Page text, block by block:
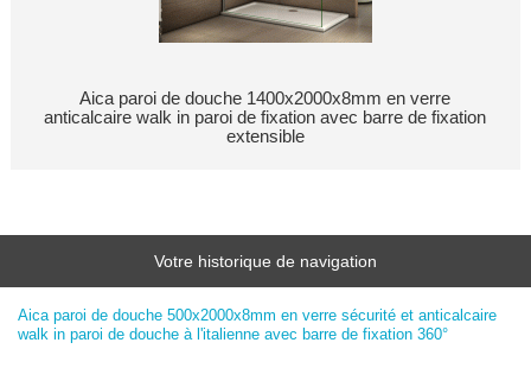
Aica paroi de douche 1400x2000x8mm en verre
anticalcaire walk in paroi de fixation avec barre de fixation
extensible
Votre historique de navigation
Aica paroi de douche 500x2000x8mm en verre sécurité et anticalcaire
walk in paroi de douche à l'italienne avec barre de fixation 360°